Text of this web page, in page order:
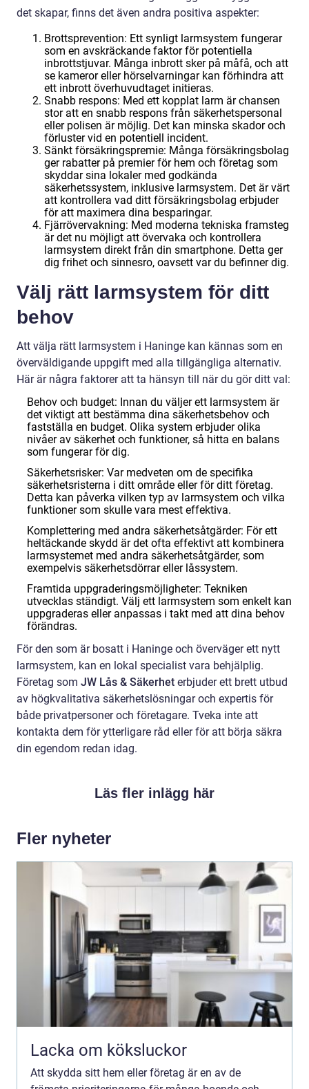
det skapar, finns det även andra positiva aspekter:
Brottsprevention: Ett synligt larmsystem fungerar
som en avskräckande faktor för potentiella
inbrottstjuvar. Många inbrott sker på måfå, och att
se kameror eller hörselvarningar kan förhindra att
ett inbrott överhuvudtaget initieras.
Snabb respons: Med ett kopplat larm är chansen
stor att en snabb respons från säkerhetspersonal
eller polisen är möjlig. Det kan minska skador och
förluster vid en potentiell incident.
Sänkt försäkringspremie: Många försäkringsbolag
ger rabatter på premier för hem och företag som
skyddar sina lokaler med godkända
säkerhetssystem, inklusive larmsystem. Det är värt
att kontrollera vad ditt försäkringsbolag erbjuder
för att maximera dina besparingar.
Fjärrövervakning: Med moderna tekniska framsteg
är det nu möjligt att övervaka och kontrollera
larmsystem direkt från din smartphone. Detta ger
dig frihet och sinnesro, oavsett var du befinner dig.
Välj rätt larmsystem för ditt
behov
Att välja rätt larmsystem i Haninge kan kännas som en
överväldigande uppgift med alla tillgängliga alternativ.
Här är några faktorer att ta hänsyn till när du gör ditt val:
Behov och budget: Innan du väljer ett larmsystem är
det viktigt att bestämma dina säkerhetsbehov och
fastställa en budget. Olika system erbjuder olika
nivåer av säkerhet och funktioner, så hitta en balans
som fungerar för dig.
Säkerhetsrisker: Var medveten om de specifika
säkerhetsristerna i ditt område eller för ditt företag.
Detta kan påverka vilken typ av larmsystem och vilka
funktioner som skulle vara mest effektiva.
Komplettering med andra säkerhetsåtgärder: För ett
heltäckande skydd är det ofta effektivt att kombinera
larmsystemet med andra säkerhetsåtgärder, som
exempelvis säkerhetsdörrar eller låssystem.
Framtida uppgraderingsmöjligheter: Tekniken
utvecklas ständigt. Välj ett larmsystem som enkelt kan
uppgraderas eller anpassas i takt med att dina behov
förändras.
För den som är bosatt i Haninge och överväger ett nytt
larmsystem, kan en lokal specialist vara behjälplig.
Företag som JW Lås & Säkerhet erbjuder ett brett utbud
av högkvalitativa säkerhetslösningar och expertis för
både privatpersoner och företagare. Tveka inte att
kontakta dem för ytterligare råd eller för att börja säkra
din egendom redan idag.
Läs fler inlägg här
Fler nyheter
Lacka om köksluckor
Att skydda sitt hem eller företag är en av de